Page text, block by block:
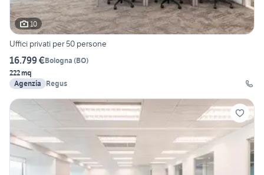
10
Uffici privati per 50 persone
16.799 €Bologna (BO)
222 mq
Agenzia
Regus